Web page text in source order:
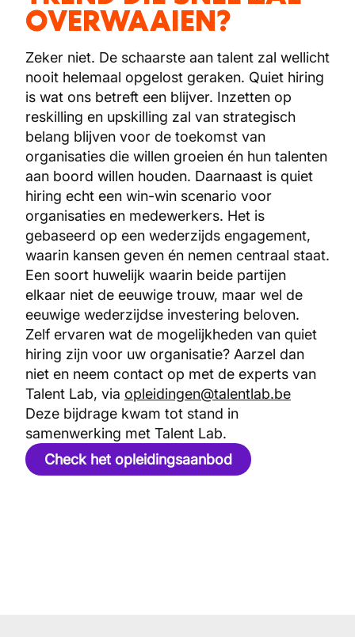
OVERWAAIEN?
Zeker niet. De schaarste aan talent zal wellicht
nooit helemaal opgelost geraken. Quiet hiring
is wat ons betreft een blijver. Inzetten op
reskilling en upskilling zal van strategisch
belang blijven voor de toekomst van
organisaties die willen groeien én hun talenten
aan boord willen houden. Daarnaast is quiet
hiring echt een win-win scenario voor
organisaties en medewerkers. Het is
gebaseerd op een wederzijds engagement,
waarin kansen geven én nemen centraal staat.
Een soort huwelijk waarin beide partijen
elkaar niet de eeuwige trouw, maar wel de
eeuwige wederzijdse investering beloven.
Zelf ervaren wat de mogelijkheden van quiet
hiring zijn voor uw organisatie? Aarzel dan
niet en neem contact op met de experts van
Talent Lab, via opleidingen@talentlab.be
Deze bijdrage kwam tot stand in
samenwerking met Talent Lab.
Check het opleidingsaanbod